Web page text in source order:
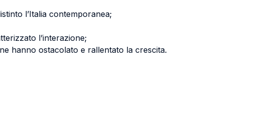
l’Italia contemporanea;
l’interazione;
hanno ostacolato e rallentato la crescita.